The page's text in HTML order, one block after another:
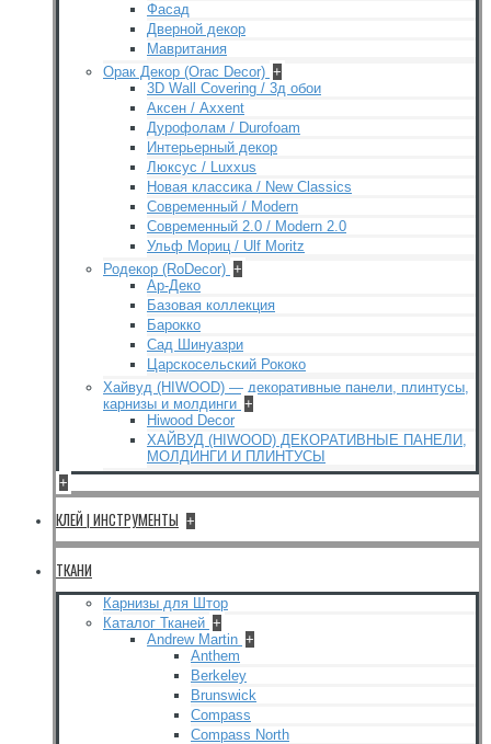
Фасад
Дверной декор
Мавритания
Орак Декор (Orac Decor) +
3D Wall Covering / 3д обои
Аксен / Axxent
Дурофолам / Durofoam
Интерьерный декор
Люксус / Luxxus
Новая классика / New Classics
Современный / Modern
Современный 2.0 / Modern 2.0
Ульф Мориц / Ulf Moritz
Родекор (RoDecor) +
Ар-Деко
Базовая коллекция
Барокко
Сад Шинуазри
Царскосельский Рококо
Хайвуд (HIWOOD) — декоративные панели, плинтусы,
карнизы и молдинги +
Hiwood Decor
ХАЙВУД (HIWOOD) ДЕКОРАТИВНЫЕ ПАНЕЛИ,
МОЛДИНГИ И ПЛИНТУСЫ
+
КЛЕЙ | ИНСТРУМЕНТЫ +
ТКАНИ
Карнизы для Штор
Каталог Тканей +
Andrew Martin +
Anthem
Berkeley
Brunswick
Compass
Compass North